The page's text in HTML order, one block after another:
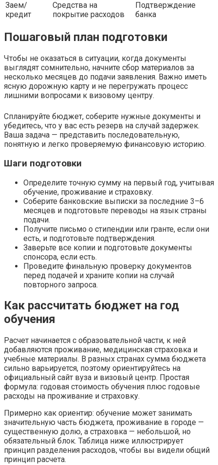
Заем/
кредит
Средства на
покрытие расходов
Подтверждение
банка
Пошаговый план подготовки
Чтобы не оказаться в ситуации, когда документы
выглядят сомнительно, начните сбор материалов за
несколько месяцев до подачи заявления. Важно иметь
ясную дорожную карту и не перегружать процесс
лишними вопросами к визовому центру.
Спланируйте бюджет, соберите нужные документы и
убедитесь, что у вас есть резерв на случай задержек.
Ваша задача — представить последовательную,
понятную и легко проверяемую финансовую историю.
Шаги подготовки
Определите точную сумму на первый год, учитывая
обучение, проживание и страховку.
Соберите банковские выписки за последние 3–6
месяцев и подготовьте переводы на язык страны
подачи.
Получите письмо о стипендии или гранте, если они
есть, и подготовьте подтверждения.
Заверьте все копии и подготовьте документы
спонсора, если есть.
Проведите финальную проверку документов
перед подачей и храните копии на случай
повторного запроса.
Как рассчитать бюджет на год
обучения
Расчет начинается с образовательной части, к ней
добавляются проживание, медицинская страховка и
учебные материалы. В разных странах сумма бюджета
сильно варьируется, поэтому ориентируйтесь на
официальный сайт вуза и визовый центр. Простая
формула: годовая стоимость обучения плюс годовые
расходы на проживание и страховку.
Примерно как ориентир: обучение может занимать
значительную часть бюджета, проживание в городе —
существенную долю, а страховка — небольшой, но
обязательный блок. Таблица ниже иллюстрирует
принцип разделения расходов, чтобы вы видели общий
принцип расчета.